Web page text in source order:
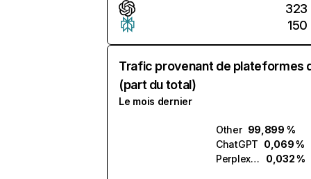
323
150
Trafic provenant de plateformes
(part du total)
Le mois dernier
Other 99,899 %
ChatGPT 0,069 %
Perplexity
0,032 %